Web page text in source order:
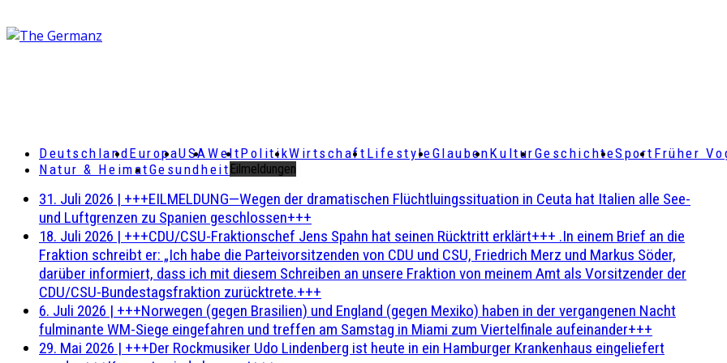
DeutschlandEuropaUSAWeltPolitikWirtschaft LifestyleGlaubenKulturGeschichteSport Früher
Natur & HeimatGesundheit Eilmeldungen
31. Juli 2026 | +++EILMELDUNG—Wegen der dramatischen Flüchtluingssituation in Ceuta hat Italien alle See-
und Luftgrenzen zu Spanien geschlossen+++
18. Juli 2026 | +++CDU/CSU-Fraktionschef Jens Spahn hat seinen Rücktritt erklärt+++ .In einem Brief an die
Fraktion schreibt er: „Ich habe die Parteivorsitzenden von CDU und CSU, Friedrich Merz und Markus Söder,
darüber informiert, dass ich mit diesem Schreiben an unsere Fraktion von meinem Amt als Vorsitzender der
CDU/CSU-Bundestagsfraktion zurücktrete.+++
6. Juli 2026 | +++Norwegen (gegen Brasilien) und England (gegen Mexiko) haben in der vergangenen Nacht
fulminante WM-Siege eingefahren und treffen am Samstag in Miami zum Viertelfinale aufeinander+++
29. Mai 2026 | +++Der Rockmusiker Udo Lindenberg ist heute in ein Hamburger Krankenhaus eingeliefert